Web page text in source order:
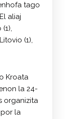
tago
aliaj
(1),
Kroata
la 24-
organizita
la